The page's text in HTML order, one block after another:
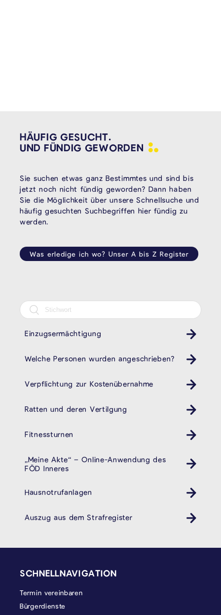
HÄUFIG GESUCHT.
UND FÜNDIG GEWORDEN
Sie suchen etwas ganz Bestimmtes und sind bis
jetzt noch nicht fündig geworden? Dann haben
Sie die Möglichkeit über unsere Schnellsuche und
häufig gesuchten Suchbegriffen hier fündig zu
werden.
Was erledige ich wo? Unser A bis Z Register
Einzugsermächtigung
Welche Personen wurden angeschrieben?
Verpflichtung zur Kostenübernahme
Ratten und deren Vertilgung
Fitnessturnen
„Meine Akte“ – Online-Anwendung des
FÖD Inneres
Hausnotrufanlagen
Auszug aus dem Strafregister
SCHNELLNAVIGATION
Termin vereinbaren
Bürgerdienste